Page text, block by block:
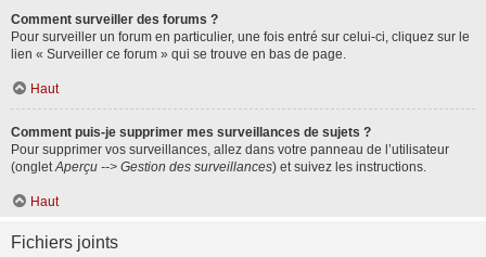
Comment surveiller des forums ?
Pour surveiller un forum en particulier, une fois entré sur celui-ci, cliquez sur le
lien « Surveiller ce forum » qui se trouve en bas de page.
Haut
Comment puis-je supprimer mes surveillances de sujets ?
Pour supprimer vos surveillances, allez dans votre panneau de l’utilisateur
(ongletAperçu --> Gestion des surveillances) et suivez les instructions.
Haut
Fichiers joints